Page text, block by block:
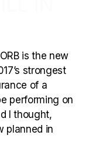
is the new
strongest
of a
performing on
I thought,
planned in